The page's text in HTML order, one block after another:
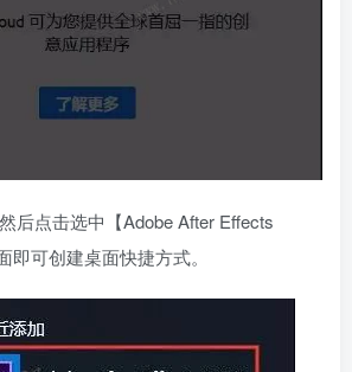
后点击选中【Adobe After Effects
即可创建桌面快捷方式。